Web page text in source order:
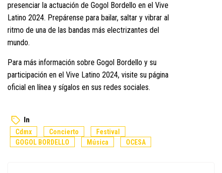
presenciar la actuación de Gogol Bordello en el Vive
Latino 2024. Prepárense para bailar, saltar y vibrar al
ritmo de una de las bandas más electrizantes del
mundo.
Para más información sobre Gogol Bordello y su
participación en el Vive Latino 2024, visite su página
oficial en línea y sígalos en sus redes sociales.
In
Cdmx Concierto
Festival
GOGOL BORDELLO
Música OCESA